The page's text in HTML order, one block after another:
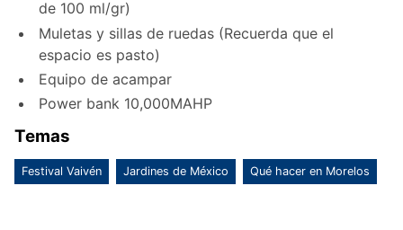
de 100 ml/gr)
Muletas y sillas de ruedas (Recuerda que el
espacio es pasto)
Equipo de acampar
Power bank 10,000MAHP
Temas
Festival Vaivén Jardines de México Qué hacer en Morelos